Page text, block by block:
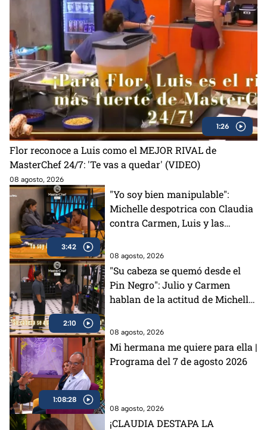
1:26
Flor reconoce a Luis como el MEJOR RIVAL de
MasterChef 24/7: 'Te vas a quedar' (VIDEO)
08 agosto, 2026
3:42
"Yo soy bien manipulable":
Michelle despotrica con Claudia
contra Carmen, Luis y las
(VIDEO)
08 agosto, 2026
2:10
"Su cabeza se quemó desde el
Pin Negro": Julio y Carmen
hablan de la actitud de Michelle
08 agosto, 2026
1:08:28
Mi hermana me quiere para ella |
Programa del 7 de agosto 2026
08 agosto, 2026
¡CLAUDIA DESTAPA LA